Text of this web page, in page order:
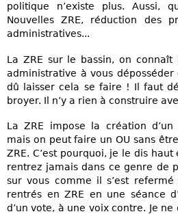
politique n’existe plus. Aussi,
Nouvelles ZRE, réduction des
administratives...
La ZRE sur le bassin, on connaît
administrative à vous
dû laisser cela se faire ! Il faut
broyer. Il n’y a rien à construire
La ZRE impose la création d’un
mais on peut faire un OU sans
ZRE. C’est pourquoi, je le dis
rentrez jamais dans ce genre de
sur vous comme il s’est refermé
rentrés en ZRE en une séance
d’un vote, à une voix contre. Je ne